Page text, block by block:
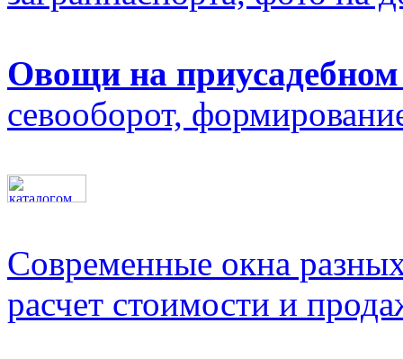
Овощи на приусадебном
севооборот,
Современные окна
расчет стоимости и